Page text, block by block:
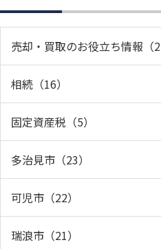
売却・買取のお役立ち情報（
相続（16）
固定資産税（5）
多治見市（23）
可児市（22）
瑞浪市（21）